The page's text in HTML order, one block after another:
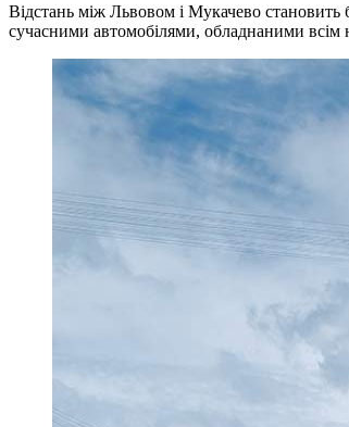
Відстань між Львовом і Мукачево становить
сучасними автомобілями, обладнаними всім